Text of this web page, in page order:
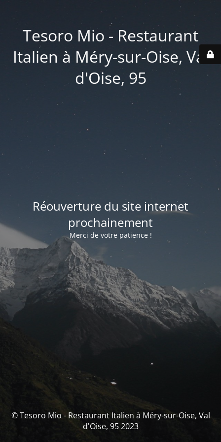
Tesoro Mio - Restaurant
Italien à Méry-sur-Oise, Val
d'Oise, 95
Réouverture du site internet
prochainement
Merci de votre patience !
© Tesoro Mio - Restaurant Italien à Méry-sur-Oise, Val
d'Oise, 95 2023